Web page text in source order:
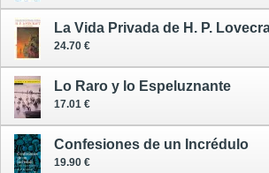
24.70 €
Lo Raro y lo Espeluznante
17.01 €
Confesiones de un Incrédulo
19.90 €